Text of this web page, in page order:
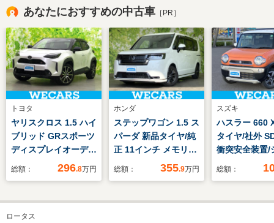
あなたにおすすめの中古車 ［PR］
トヨタ
ヤリスクロス 1.5 ハイ
ブリッド GRスポーツ
ディスプレイオーディ
オ8インチ/トヨタセー
ヘッドランプ
LED/Bluetooth接
総額： 296.8万円
ホンダ
ステップワゴン 1.5 ス
パーダ 新品タイヤ/純
正 11インチ メモリー
ナビ/ホンダセンシン
援システム/電動バッ
総額： 355.9万円
スズキ
ハスラー 660
タイヤ/社外
衝突安全装置/
ヒーター 前
HID/
総額：
ロータス